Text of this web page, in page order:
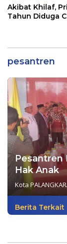
Akibat Khilaf,
Tahun Diduga
pesantren
Pesantren
Hak Anak
Kota
Berita Terkait